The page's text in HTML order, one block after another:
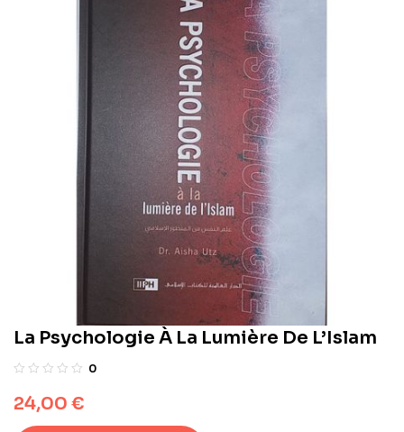
La Psychologie À La Lumière De L’Islam
0
24,00 €